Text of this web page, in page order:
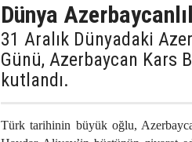
Dünya
31 Aralık Dünyadaki
Günü, Azerbaycan Kars
kutlandı.
Türk tarihinin büyük oğlu,